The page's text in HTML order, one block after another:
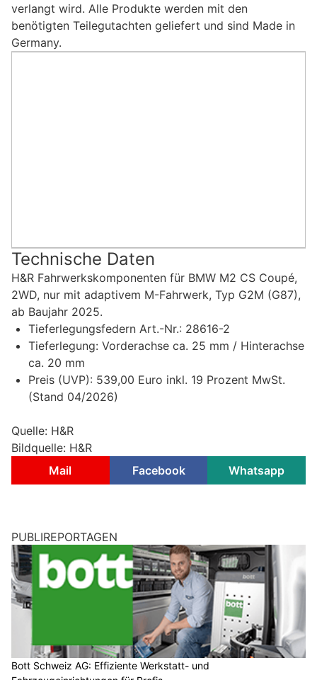
verlangt wird. Alle Produkte werden mit den
benötigten Teilegutachten geliefert und sind Made in
Germany.
Technische Daten
H&R Fahrwerkskomponenten für BMW M2 CS Coupé,
2WD, nur mit adaptivem M-Fahrwerk, Typ G2M (G87),
ab Baujahr 2025.
Tieferlegungsfedern Art.-Nr.: 28616-2
Tieferlegung: Vorderachse ca. 25 mm / Hinterachse
ca. 20 mm
Preis (UVP): 539,00 Euro inkl. 19 Prozent MwSt.
(Stand 04/2026)
Quelle: H&R
Bildquelle: H&R
Mail
Facebook Whatsapp
PUBLIREPORTAGEN
Bott Schweiz AG: Effiziente Werkstatt- und